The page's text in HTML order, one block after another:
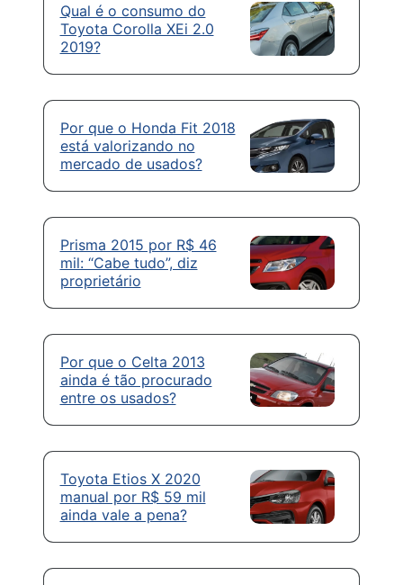
Qual é o consumo do
Toyota Corolla XEi 2.0
2019?
Por que o Honda Fit 2018
está valorizando no
mercado de usados?
Prisma 2015 por R$ 46
mil: “Cabe tudo”, diz
proprietário
Por que o Celta 2013
ainda é tão procurado
entre os usados?
Toyota Etios X 2020
manual por R$ 59 mil
ainda vale a pena?